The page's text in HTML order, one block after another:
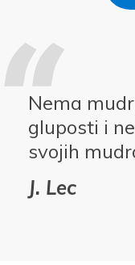
Nema
gluposti i
svojih
J. Lec